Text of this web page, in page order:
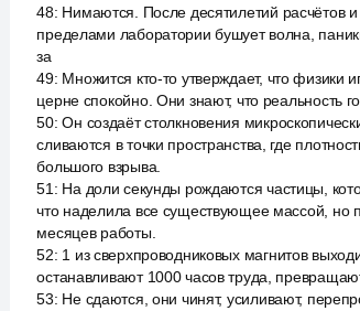
48: Нимаются. После десятилетий расчётов
пределами лаборатории бушует волна,
за
49: Множится кто-то утверждает, что физики
церне спокойно. Они знают, что реальность
50:Он создаёт столкновения
сливаются в точки пространства, где
большого взрыва.
51 : На доли секунды рождаются частицы,
что наделила все существующее массой, но
месяцев работы.
52: 1 из сверхпроводниковых магнитов
останавливают 1000 часов труда,
53: Не сдаются, они чинят, усиливают,